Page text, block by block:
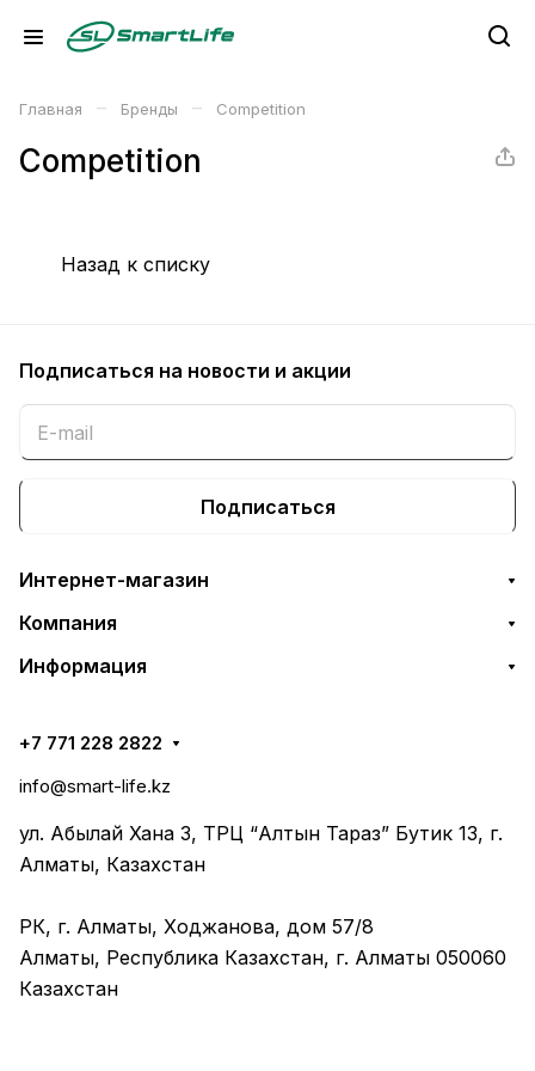
Главная – Бренды – Competition
Competition
Назад к списку
Подписаться на новости и акции
Подписаться
Интернет-магазин
Компания
Информация
+7 771 228 2822
info@smart-life.kz
ул. Абылай Хана 3, ТРЦ “Алтын Тараз” Бутик 13, г.
Алматы, Казахстан
РК, г. Алматы, Ходжанова, дом 57/8
Алматы, Республика Казахстан, г. Алматы 050060
Казахстан